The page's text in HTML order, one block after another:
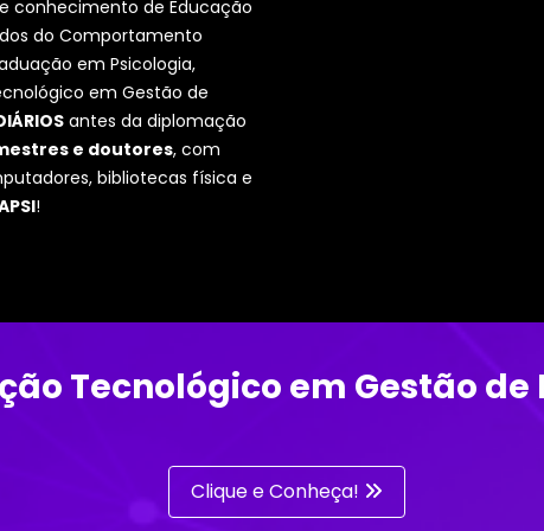
conhecimento de Educação
do Comportamento
em Psicologia,
em Gestão de
antes da diplomação
e doutores, com
bibliotecas física e
!
Tecnológico em Gestão de
Clique e Conheça!